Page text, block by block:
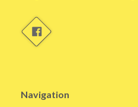
Navigation